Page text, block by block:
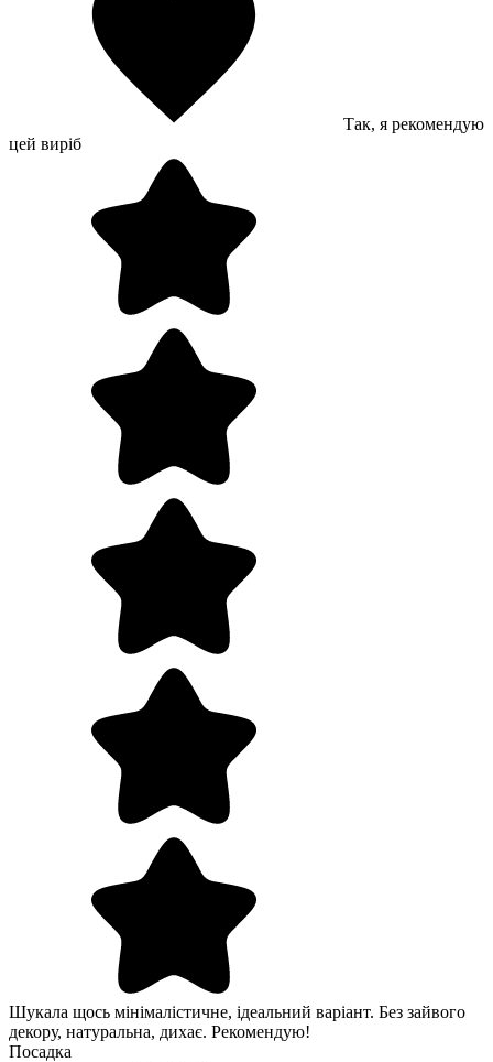
Так, я рекомендую
цей виріб
Шукала щось мінімалістичне, ідеальний варіант. Без зайвого
декору, натуральна, дихає. Рекомендую!
Посадка